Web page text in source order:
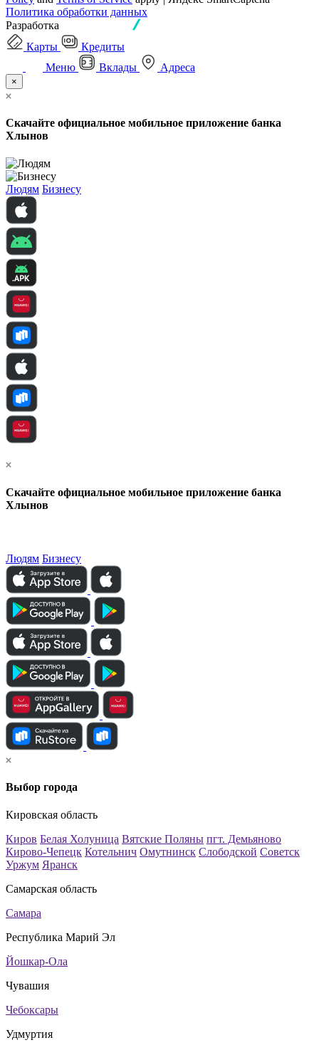
Политика обработки данных
Разработка
Карты
Кредиты
Меню
Вклады Адреса
×
Скачайте официальное мобильное приложение банка
Хлынов
Людям Бизнесу
Скачайте официальное мобильное приложение банка
Хлынов
Людям Бизнесу
Выбор города
Кировская область
Киров Белая Холуница Вятские Поляны пгт. Демьяново
Кирово-Чепецк Котельнич Омутнинск Слободской Советск
Уржум Яранск
Самарская область
Самара
Республика Марий Эл
Йошкар-Ола
Чувашия
Чебоксары
Удмуртия